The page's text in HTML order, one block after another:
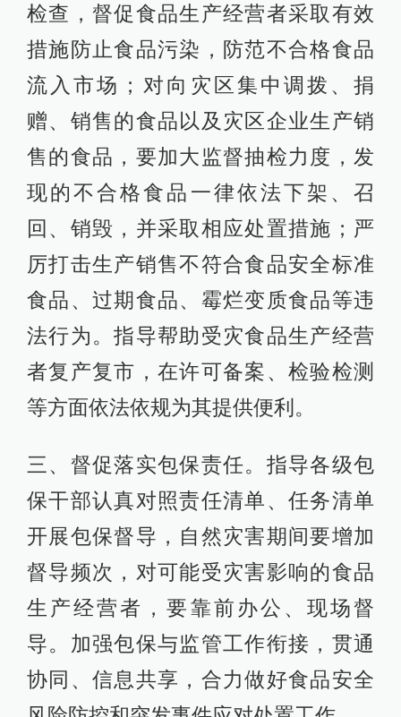
检查，督促食品生产经营者采取有效
措施防止食品污染，防范不合格食品
流入市场；对向灾区集中调拨、捐
赠、销售的食品以及灾区企业生产销
售的食品，要加大监督抽检力度，发
现的不合格食品一律依法下架、召
回、销毁，并采取相应处置措施；严
厉打击生产销售不符合食品安全标准
食品、过期食品、霉烂变质食品等违
法行为。指导帮助受灾食品生产经营
者复产复市，在许可备案、检验检测
等方面依法依规为其提供便利。
三、督促落实包保责任。指导各级包
保干部认真对照责任清单、任务清单
开展包保督导，自然灾害期间要增加
督导频次，对可能受灾害影响的食品
生产经营者，要靠前办公、现场督
导。加强包保与监管工作衔接，贯通
协同、信息共享，合力做好食品安全